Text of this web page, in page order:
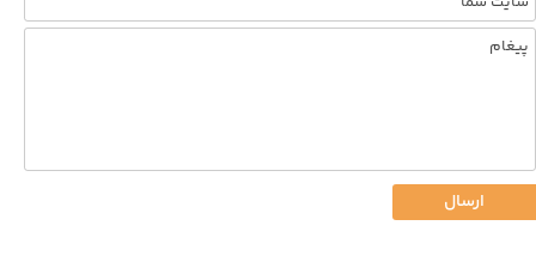
ارسال